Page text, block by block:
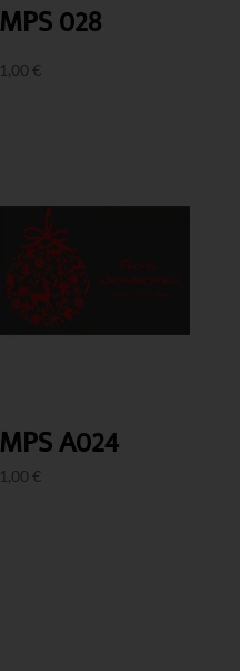
MPS 028
1,00 €
MPS A024
1,00 €